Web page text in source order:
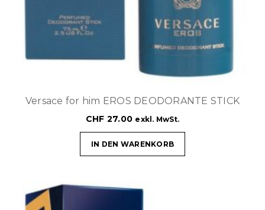
Versace for him EROS DEODORANTE STICK
CHF 27.00 exkl. MwSt.
IN DEN WARENKORB